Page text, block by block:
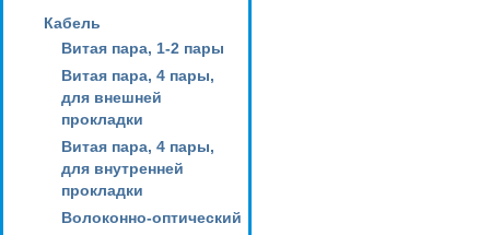
Кабель
Витая пара, 1-2 пары
Витая пара, 4 пары,
для внешней
прокладки
Витая пара, 4 пары,
для внутренней
прокладки
Волоконно-оптический